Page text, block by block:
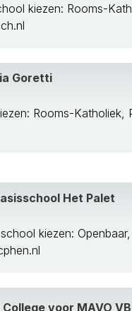
kiezen: Rooms-
Goretti
Rooms-Katholiek,
Het Palet
kiezen:
voor MAVO